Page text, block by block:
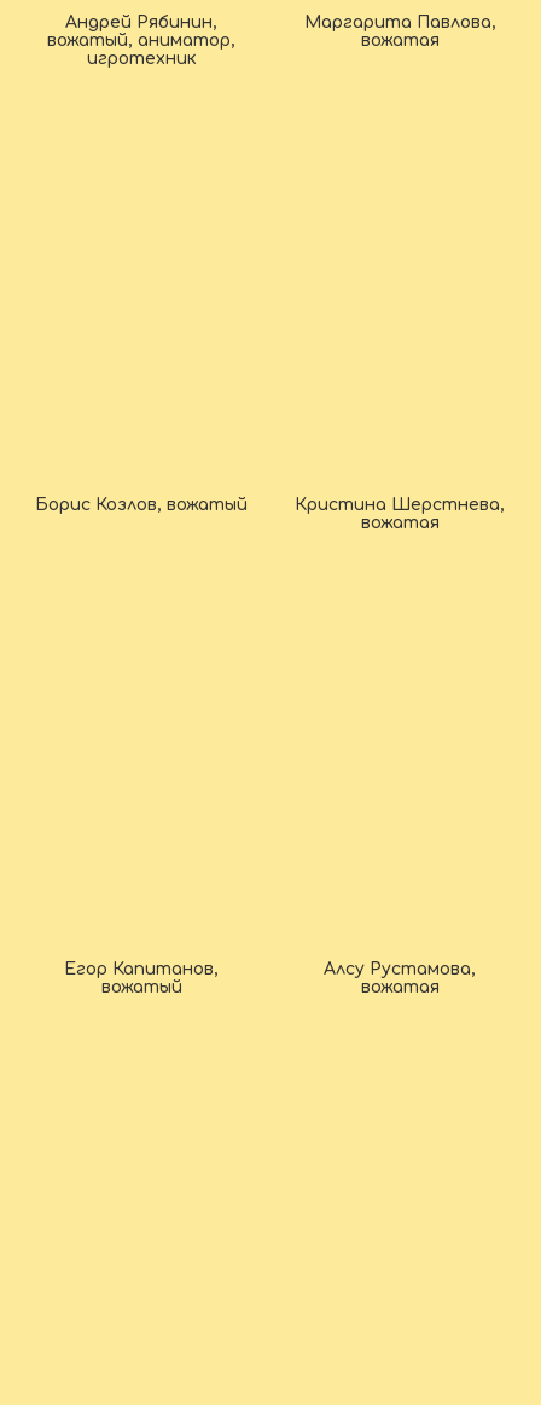
Андрей Рябинин,
вожатый, аниматор,
игротехник
Маргарита Павлова,
вожатая
Борис Козлов, вожатый
Кристина Шерстнева,
вожатая
Егор Капитанов,
вожатый
Алсу Рустамова,
вожатая